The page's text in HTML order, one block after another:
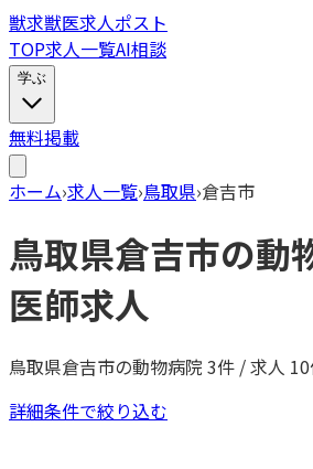
獣求獣医求人ポスト
TOP求人一覧AI相談
学ぶ
無料掲載
ホーム›求人一覧›鳥取県›倉吉市
鳥取県倉吉市の動
医師求人
鳥取県倉吉市の動物病院 3件 / 求人 10
詳細条件で絞り込む